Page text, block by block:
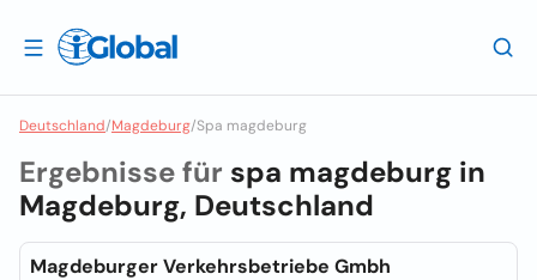
Deutschland/Magdeburg/Spa magdeburg
Ergebnisse für spa magdeburg in
Magdeburg, Deutschland
Magdeburger Verkehrsbetriebe Gmbh